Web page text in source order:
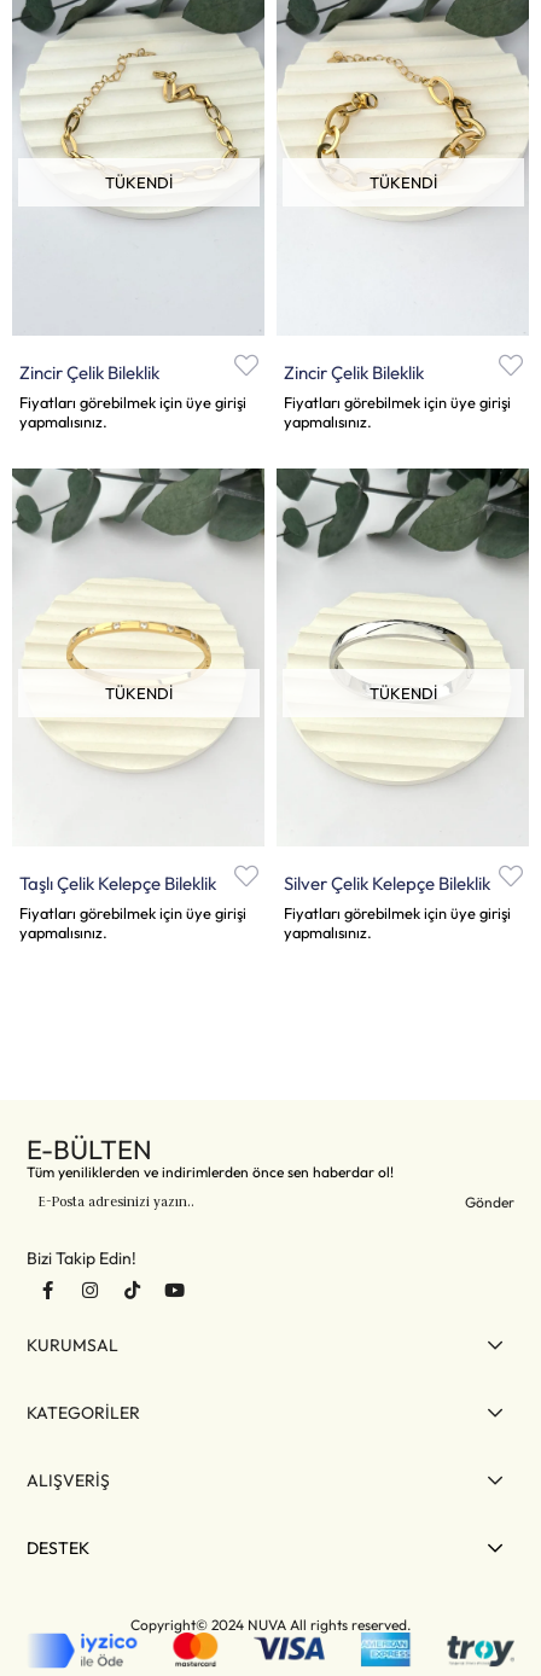
TÜKENDI
Zincir Çelik Bileklik
Fiyatları görebilmek için üye girişi
yapmalısınız.
TÜKENDI
Zincir Çelik Bileklik
Fiyatları görebilmek için üye girişi
yapmalısınız.
TÜKENDI
Taşlı Çelik Kelepçe Bileklik
Fiyatları görebilmek için üye girişi
yapmalısınız.
TÜKENDI
Silver Çelik Kelepçe Bileklik
Fiyatları görebilmek için üye girişi
yapmalısınız.
E-BÜLTEN
Tüm yeniliklerden ve indirimlerden önce sen haberdar ol!
Gönder
Bizi Takip Edin!
KURUMSAL
KATEGORİLER
ALIŞVERİŞ
DESTEK
Copyright© 2024 NUVA All rights reserved.